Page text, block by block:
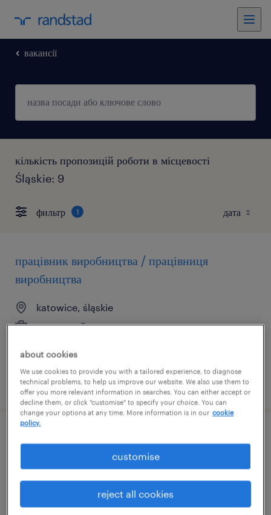
вакансії
кількість пропозицій роботи в місцевості
Śląskie: 9
фильтр 1
працівник виробництва / працівниця
виробництва
katowice, śląskie
тимчасовий
опубліковано 20 липень 2026
тимчасовий
about cookies
We use cookies to provide you with a tailored experience, to diagnose
technical problems, to help us improve our website. We also use them to
offer you more relevant information in searches. You can either accept or
decline them, or click "customise" to specify your choice. You can
change your options at any time. More information is in our cookie
policy.
reject all cookies
customise